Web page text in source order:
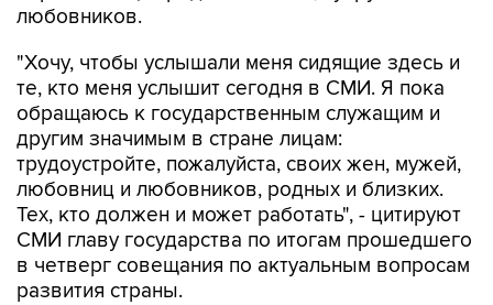
любовников.
"Хочу, чтобы услышали меня сидящие здесь и
те, кто меня услышит сегодня в СМИ. Я пока
обращаюсь к государственным служащим и
другим значимым в стране лицам:
трудоустройте, пожалуйста, своих жен, мужей,
любовниц и любовников, родных и близких.
Тех, кто должен и может работать", - цитируют
СМИ главу государства по итогам прошедшего
в четверг совещания по актуальным вопросам
развития страны.